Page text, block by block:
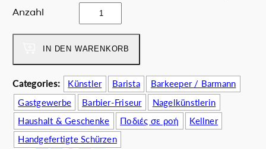
e
i
a
r
:
6
8
i
t
:
0
.
0
0
€
.
Anzahl
o
s
P
a
M
e
n
g
e
IN DEN WARENKORB
Categories: Künstler Barista
Barkeeper / Barmann
Gastgewerbe
Barbier-Friseur
Nagelkünstlerin
Haushalt & Geschenke
Ποδιές σε ροή
Kellner
Handgefertigte Schürzen